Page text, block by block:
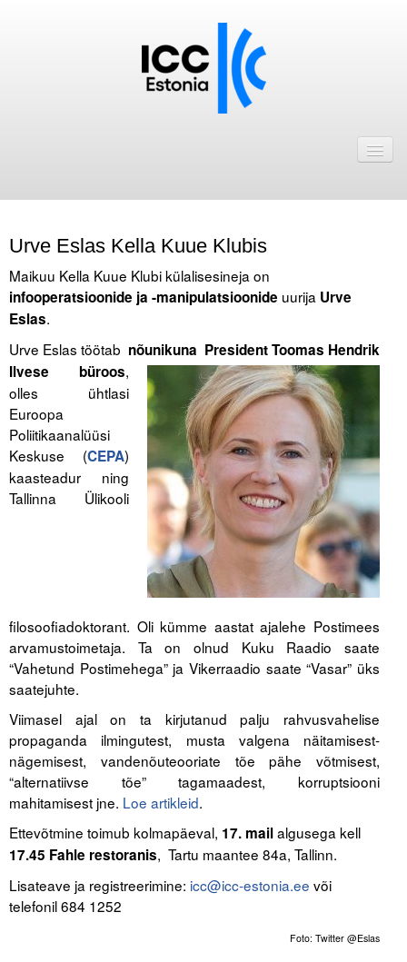
ICC Eesti liikmebaas
Liikmete pakkumised
Astu ICC Eesti liikmeks!
Kalender
ICC Eesti
Tegevused
Publikatsioonid
ICC komisjonid
Digiraamatukogu
Juhendid ja väljaanded
Videod
Kontakt
Liitu meililistiga
Oskusteave
Incoterms® 2020
Urve Eslas Kella Kuue Klubis
Maikuu Kella Kuue Klubi külalisesineja on
infooperatsioonide ja -manipulatsioonide uurija Urve
Eslas.
Urve Eslas töötab nõunikuna President Toomas Hendrik
Ilvese büroos,
olles ühtlasi
Euroopa
Poliitikaanalüüsi
Keskuse (CEPA)
kaasteadur ning
Tallinna Ülikooli
filosoofiadoktorant. Oli kümme aastat ajalehe Postimees
arvamustoimetaja. Ta on olnud Kuku Raadio saate
“Vahetund Postimehega” ja Vikerraadio saate “Vasar” üks
saatejuhte.
Viimasel ajal on ta kirjutanud palju rahvusvahelise
propaganda ilmingutest, musta valgena näitamisest-
nägemisest, vandenõuteooriate tõe pähe võtmisest,
“alternatiivse tõe” tagamaadest, korruptsiooni
mahitamisest jne. Loe artikleid.
Ettevõtmine toimub kolmapäeval, 17. mailalgusega kell
17.45 Fahle restoranis, Tartu maantee 84a, Tallinn.
Lisateave ja registreerimine: icc@icc-estonia.ee või
telefonil 684 1252
Foto: Twitter @Eslas